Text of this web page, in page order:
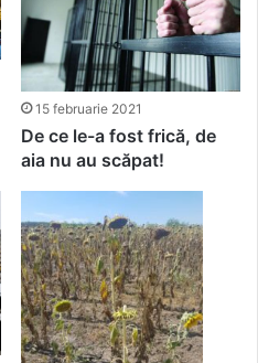
15 februarie 2021
De ce le-a fost frică, de
aia nu au scăpat!